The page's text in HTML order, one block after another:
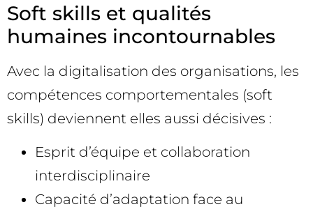
Soft skills et qualités
humaines incontournables
Avec la digitalisation des organisations, les
compétences comportementales (soft
skills) deviennent elles aussi décisives :
Esprit d’équipe et collaboration
interdisciplinaire
Capacité d’adaptation face au